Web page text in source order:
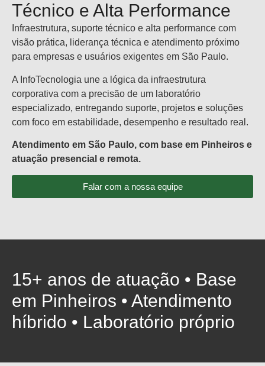
Técnico e Alta Performance
Infraestrutura, suporte técnico e alta performance com
visão prática, liderança técnica e atendimento próximo
para empresas e usuários exigentes em São Paulo.
A InfoTecnologia une a lógica da infraestrutura
corporativa com a precisão de um laboratório
especializado, entregando suporte, projetos e soluções
com foco em estabilidade, desempenho e resultado real.
Atendimento em São Paulo, com base em Pinheiros e
atuação presencial e remota.
Falar com a nossa equipe
15+ anos de atuação • Base
em Pinheiros • Atendimento
híbrido • Laboratório próprio